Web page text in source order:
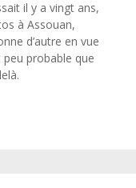
il y a vingt ans,
à Assouan,
d’autre en vue
probable que